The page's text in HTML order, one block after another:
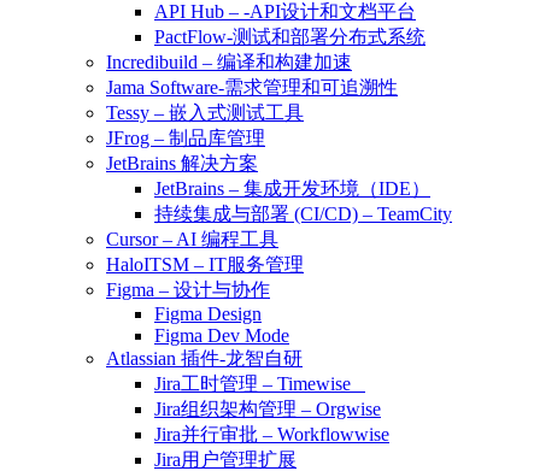
API Hub – -API设计和文档平台
PactFlow-测试和部署分布式系统
Incredibuild – 编译和构建加速
Jama Software-需求管理和可追溯性
Tessy – 嵌入式测试工具
JFrog – 制品库管理
JetBrains 解决方案
JetBrains – 集成开发环境（IDE）
持续集成与部署 (CI/CD) – TeamCity
Cursor – AI 编程工具
HaloITSM – IT服务管理
Figma – 设计与协作
Figma Design
Figma Dev Mode
Atlassian 插件-龙智自研
Jira工时管理 – Timewise
Jira组织架构管理 – Orgwise
Jira并行审批 – Workflowwise
Jira用户管理扩展